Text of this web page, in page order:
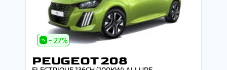
- 27%
PEUGEOT 208